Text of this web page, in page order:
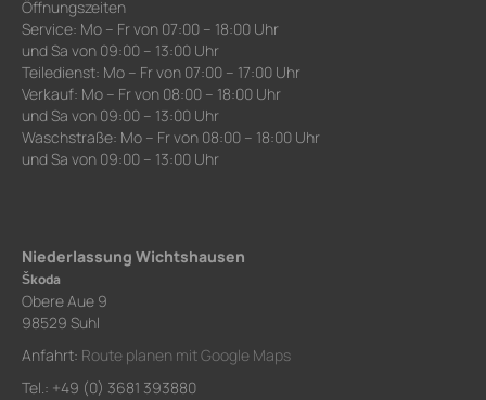
Öffnungszeiten
Service: Mo – Fr von 07:00 – 18:00 Uhr
und Sa von 09:00 – 13:00 Uhr
Teiledienst: Mo – Fr von 07:00 – 17:00 Uhr
Verkauf: Mo – Fr von 08:00 – 18:00 Uhr
und Sa von 09:00 – 13:00 Uhr
Waschstraße: Mo – Fr von 08:00 – 18:00 Uhr
und Sa von 09:00 – 13:00 Uhr
Niederlassung Wichtshausen
Škoda
Obere Aue 9
98529 Suhl
Anfahrt: Route planen mit Google Maps
Tel.: +49 (0) 3681 393880